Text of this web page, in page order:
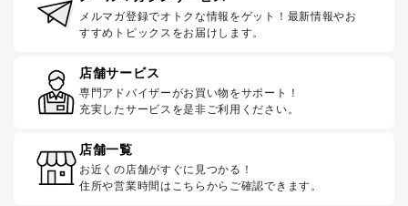
メルマガ登録でオトクな情報をゲット！最新情報やお
すすめトピックスをお届けします。
店舗サービス
専門アドバイザーがお買い物をサポート！
充実したサービスを是非ご利用ください。
店舗一覧
お近くの店舗がすぐに見つかる！
住所や営業時間はこちらからご確認できます。